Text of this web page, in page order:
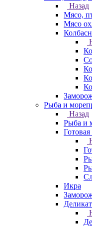
Назад
Мясо,
Мясо
Рыба и
Назад
Рыба и
Икра